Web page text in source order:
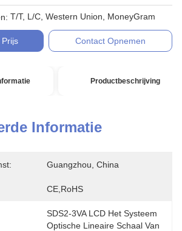
T/T, L/C, Western Union, MoneyGram
Contact Opnemen
Productbeschrijving
Informatie
Guangzhou, China
CE,RoHS
SDS2-3VA LCD Het Systeem
Optische Lineaire Schaal Van